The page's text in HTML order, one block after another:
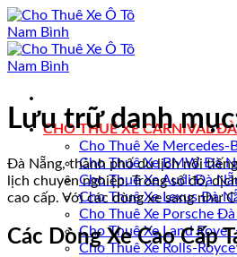
Bỏ
qua
nội
dung
CHO THUÊ XE CARNIVAL
Cho Thuê Xe Mercedes-
Cho Thuê Xe BMW Đà
Cho Thuê Xe Audi Đà
Cho Thuê Xe Lexus Đà
Cho Thuê Xe Porsche
Cho Thuê Xe Land
Cho Thuê Xe Rolls-
Lưu trữ danh
Đà Nẵng, thành phố du lịch nổi
lịch chuyên nghiệp. Trong số đó,
cao cấp. Với các dòng xe sang như
Các Dòng Xe Cao Cấp